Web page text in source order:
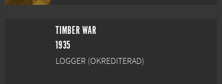
TIMBER WAR
1935
LOGGER (OKREDITERAD)